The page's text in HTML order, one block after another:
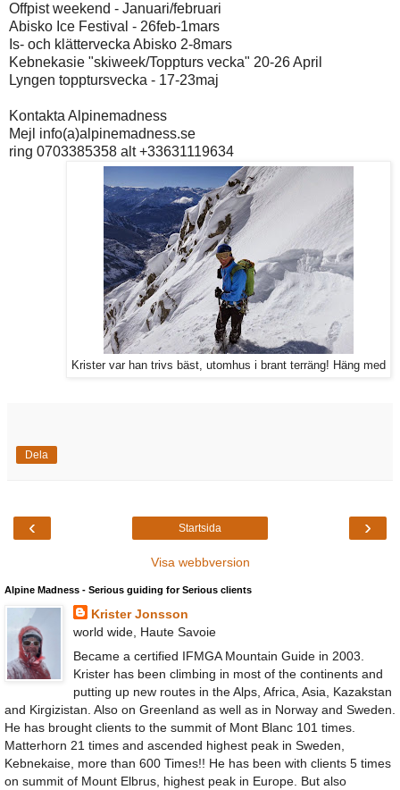
Offpist weekend - Januari/februari
Abisko Ice Festival - 26feb-1mars
Is- och klättervecka Abisko 2-8mars
Kebnekasie "skiweek/Toppturs vecka" 20-26 April
Lyngen topptursvecka - 17-23maj
Kontakta Alpinemadness
Mejl info(a)alpinemadness.se
ring 0703385358 alt +33631119634
Krister var han trivs bäst, utomhus i brant terräng! Häng med
Dela
‹ ›
Startsida
Visa webbversion
Alpine Madness - Serious guiding for Serious clients
Krister Jonsson
world wide, Haute Savoie
Became a certified IFMGA Mountain Guide in 2003.
Krister has been climbing in most of the continents and
putting up new routes in the Alps, Africa, Asia, Kazakstan
and Kirgizistan. Also on Greenland as well as in Norway and Sweden.
He has brought clients to the summit of Mont Blanc 101 times.
Matterhorn 21 times and ascended highest peak in Sweden,
Kebnekaise, more than 600 Times!! He has been with clients 5 times
on summit of Mount Elbrus, highest peak in Europe. But also